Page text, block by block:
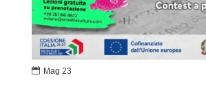
 Mag 23